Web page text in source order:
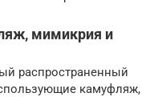
мимикрия и
распространенный
камуфляж,